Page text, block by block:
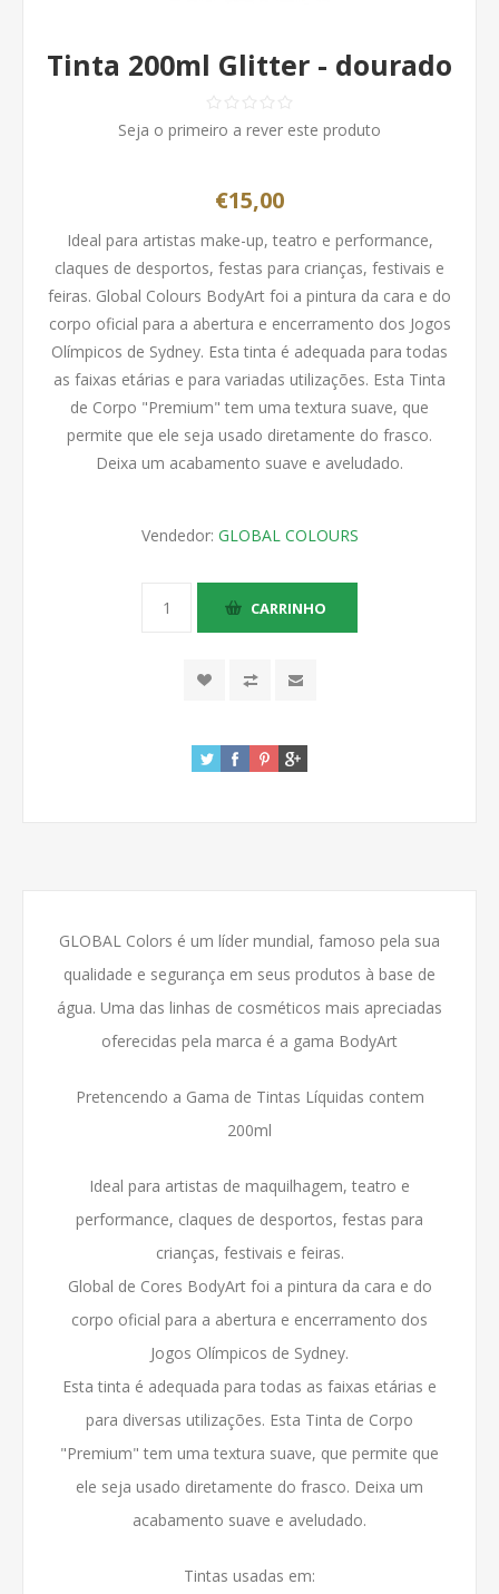
Tinta 200ml Glitter - dourado
Seja o primeiro a rever este produto
€15,00
Ideal para artistas make-up, teatro e performance,
claques de desportos, festas para crianças, festivais e
feiras. Global Colours BodyArt foi a pintura da cara e do
corpo oficial para a abertura e encerramento dos Jogos
Olímpicos de Sydney. Esta tinta é adequada para todas
as faixas etárias e para variadas utilizações. Esta Tinta
de Corpo "Premium" tem uma textura suave, que
permite que ele seja usado diretamente do frasco.
Deixa um acabamento suave e aveludado.
Vendedor: GLOBAL COLOURS
GLOBAL Colors é um líder mundial, famoso pela sua
qualidade e segurança em seus produtos à base de
água. Uma das linhas de cosméticos mais apreciadas
oferecidas pela marca é a gama BodyArt
Pretencendo a Gama de Tintas Líquidas contem
200ml
Ideal para artistas de maquilhagem, teatro e
performance, claques de desportos, festas para
crianças, festivais e feiras.
Global de Cores BodyArt foi a pintura da cara e do
corpo oficial para a abertura e encerramento dos
Jogos Olímpicos de Sydney.
Esta tinta é adequada para todas as faixas etárias e
para diversas utilizações. Esta Tinta de Corpo
"Premium" tem uma textura suave, que permite que
ele seja usado diretamente do frasco. Deixa um
acabamento suave e aveludado.
Tintas usadas em: